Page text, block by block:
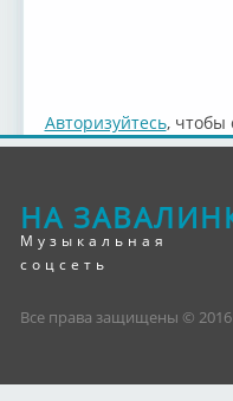
Авторизуйтесь, чтобы
НА
Музыкальная
соцсеть
Все права защищены © 2016